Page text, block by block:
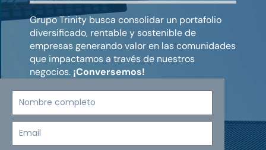
Grupo Trinity busca consolidar un portafolio
diversificado, rentable y sostenible de
empresas generando valor en las comunidades
que impactamos a través de nuestros
negocios. ¡Conversemos!